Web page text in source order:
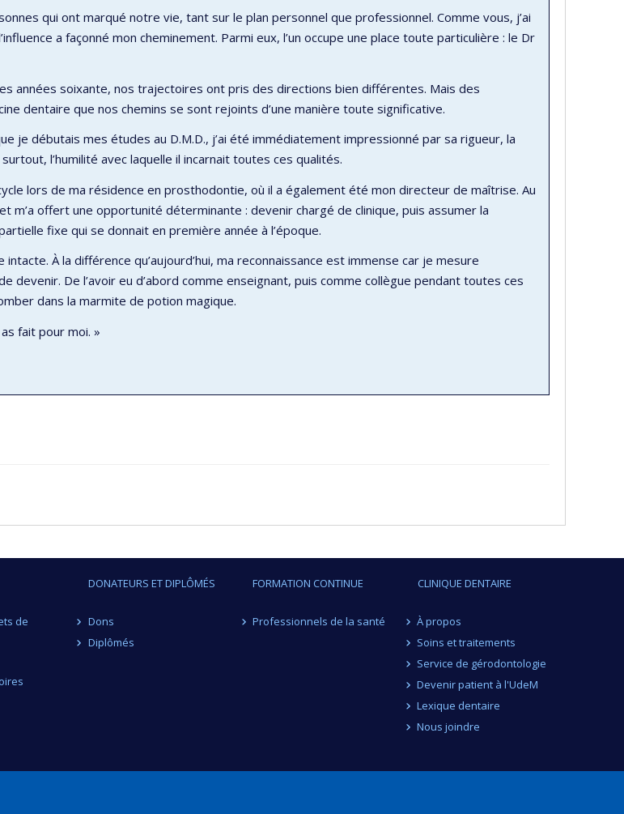
qui ont marqué notre vie, tant sur le plan personnel que professionnel. Comme vous, j’ai
a façonné mon cheminement. Parmi eux, l’un occupe une place toute particulière : le Dr
années soixante, nos trajectoires ont pris des directions bien différentes. Mais des
dentaire que nos chemins se sont rejoints d’une manière toute significative.
je débutais mes études au D.M.D., j’ai été immédiatement impressionné par sa rigueur, la
l’humilité avec laquelle il incarnait toutes ces qualités.
lors de ma résidence en prosthodontie, où il a également été mon directeur de maîtrise. Au
m’a offert une opportunité déterminante : devenir chargé de clinique, puis assumer la
fixe qui se donnait en première année à l’époque.
À la différence qu’aujourd’hui, ma reconnaissance est immense car je mesure
devenir. De l’avoir eu d’abord comme enseignant, puis comme collègue pendant toutes ces
dans la marmite de potion magique.
fait pour moi. »
de
DONATEURS ET DIPLÔMÉS
Dons
Diplômés
FORMATION CONTINUE
Professionnels de la santé
CLINIQUE DENTAIRE
À propos
Soins et traitements
Service de gérodontologie
Devenir patient à l'UdeM
Lexique dentaire
Nous joindre